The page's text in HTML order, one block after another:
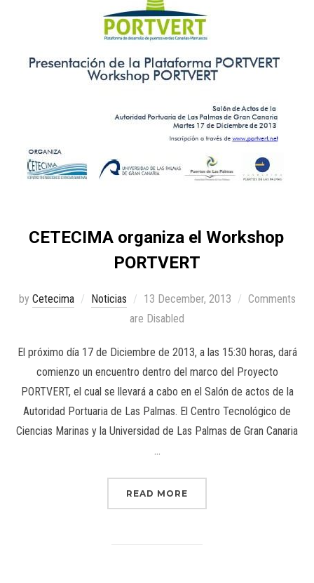
CETECIMA organiza el Workshop
PORTVERT
by Cetecima Noticias 13 December, 2013
Comments
are Disabled
El próximo día 17 de Diciembre de 2013, a las 15:30 horas, dará
comienzo un encuentro dentro del marco del Proyecto
PORTVERT, el cual se llevará a cabo en el Salón de actos de la
Autoridad Portuaria de Las Palmas. El Centro Tecnológico de
Ciencias Marinas y la Universidad de Las Palmas de Gran Canaria
…
READ MORE